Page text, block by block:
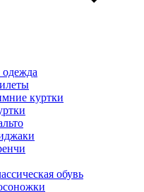
одежда
куртки
обувь